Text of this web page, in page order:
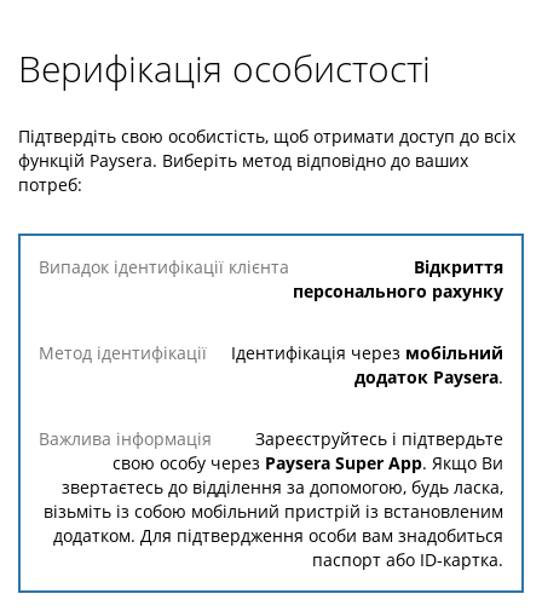
Верифікація особистості
Підтвердіть свою особистість, щоб отримати доступ до всіх
функцій Paysera. Виберіть метод відповідно до ваших
потреб:
Випадок
Відкриття
персонального рахунку
Ідентифікація через мобільний
додаток Paysera.
Зареєструйтесь і підтвердьте
свою особу через Paysera Super App. Якщо Ви
звертаєтесь до відділення за допомогою, будь ласка,
візьміть із собою мобільний пристрій із встановленим
додатком. Для підтвердження особи вам знадобиться
паспорт або ID-картка.